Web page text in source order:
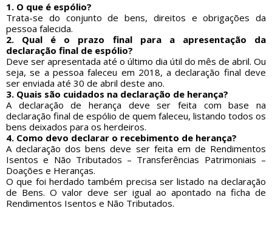
1. O que é espólio?
Trata-se do conjunto de bens, direitos e obrigações da
pessoa falecida.
2. Qual é o prazo final para a apresentação da
declaração final de espólio?
Deve ser apresentada até o último dia útil do mês de abril. Ou
seja, se a pessoa faleceu em 2018, a declaração final deve
ser enviada até 30 de abril deste ano.
3. Quais são cuidados na declaração de herança?
A declaração de herança deve ser feita com base na
declaração final de espólio de quem faleceu, listando todos os
bens deixados para os herdeiros.
4. Como devo declarar o recebimento de herança?
A declaração dos bens deve ser feita em de Rendimentos
Isentos e Não Tributados – Transferências Patrimoniais –
Doações e Heranças.
O que foi herdado também precisa ser listado na declaração
de Bens. O valor deve ser igual ao apontado na ficha de
Rendimentos Isentos e Não Tributados.